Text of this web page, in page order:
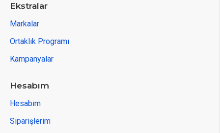
Ekstralar
Markalar
Ortaklık Programı
Kampanyalar
Hesabım
Hesabım
Siparişlerim